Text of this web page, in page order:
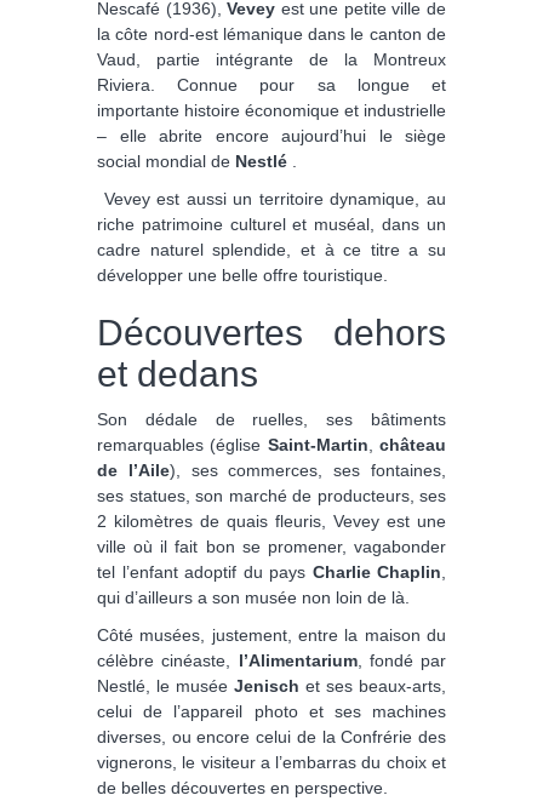
Nescafé (1936),Vevey est une petite ville de
la côte nord-est lémanique dans le canton de
Vaud, partie intégrante de la Montreux
Riviera. Connue pour sa longue et
importante histoire économique et industrielle
– elle abrite encore aujourd’hui le siège
social mondial de Nestlé
Vevey est aussi un territoire dynamique, au
riche patrimoine culturel et muséal, dans un
cadre naturel splendide, et à ce titre a su
développer une belle offre touristique.
Découvertes dehors
et dedans
Son dédale de ruelles, ses bâtiments
remarquables (église Saint-Martin ,château
de l’Aile), ses commerces, ses fontaines,
ses statues, son marché de producteurs, ses
2 kilomètres de quais fleuris, Vevey est une
ville où il fait bon se promener, vagabonder
tel l’enfant adoptif du pays Charlie Chaplin
qui d’ailleurs a son musée non loin de là.
Côté musées, justement, entre la maison du
célèbre cinéaste,
l’Alimentarium, fondé par
Nestlé, le musée Jenisch et ses beaux-arts,
celui de l’appareil photo et ses machines
diverses, ou encore celui de la Confrérie des
vignerons, le visiteur a l’embarras du choix et
de belles découvertes en perspective.